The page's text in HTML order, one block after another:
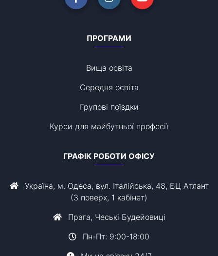
ПРОГРАМИ
Вища освіта
Середня освіта
Групові поїздки
Курси для майбутньої професії
ГРАФІК РОБОТИ ОФІСУ
Україна, м. Одеса, вул. Італійська, 48, БЦ Атлант
(3 поверх, 1 кабінет)
Прага, Чеські Будейовиці
Пн-Пт: 9:00-18:00